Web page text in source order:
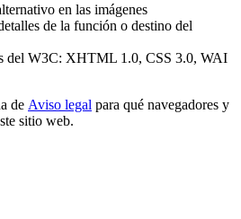
en las imágenes
de la función o destino del
del W3C: XHTML 1.0, CSS 3.0, WAI
de Aviso legal para qué navegadores y
sitio web.